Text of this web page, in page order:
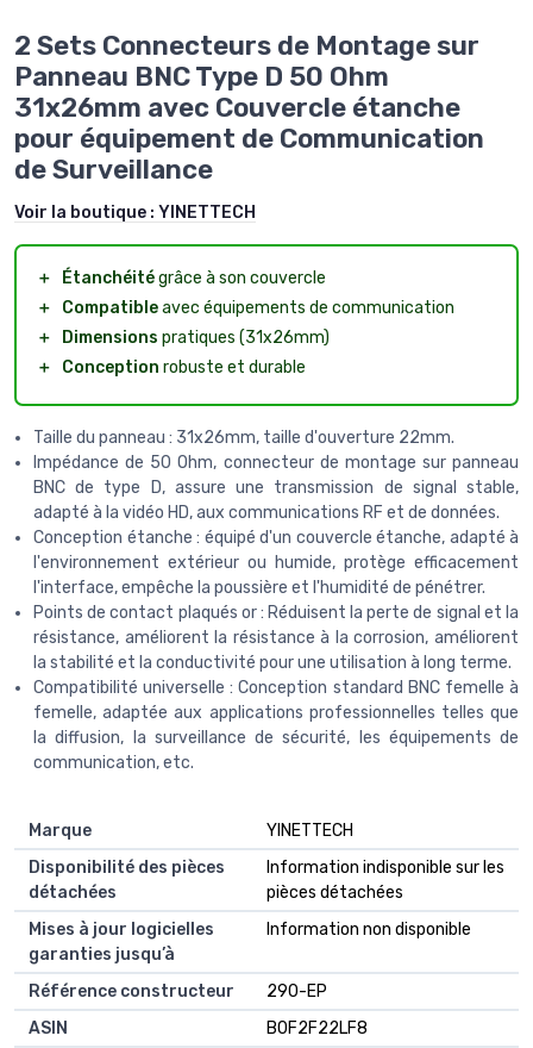
2 Sets Connecteurs de Montage sur
Panneau BNC Type D 50 Ohm
31x26mm avec Couvercle étanche
pour équipement de Communication
de Surveillance
Voir la boutique : YINETTECH
＋ Étanchéitégrâce à son couvercle
＋
Compatibleavec équipements de communication
＋
Dimensions pratiques (31x26mm)
＋
Conception robuste et durable
Taille du panneau : 31x26mm, taille d'ouverture 22mm.
Impédance de 50 Ohm, connecteur de montage sur panneau
BNC de type D, assure une transmission de signal stable,
adapté à la vidéo HD, aux communications RF et de données.
Conception étanche : équipé d'un couvercle étanche, adapté à
l'environnement extérieur ou humide, protège efficacement
l'interface, empêche la poussière et l'humidité de pénétrer.
Points de contact plaqués or : Réduisent la perte de signal et la
résistance, améliorent la résistance à la corrosion, améliorent
la stabilité et la conductivité pour une utilisation à long terme.
Compatibilité universelle : Conception standard BNC femelle à
femelle, adaptée aux applications professionnelles telles que
la diffusion, la surveillance de sécurité, les équipements de
communication, etc.
Marque
‎YINETTECH
Disponibilité des pièces
détachées
‎Information indisponible sur les
pièces détachées
Mises à jour logicielles
garanties jusqu’à
‎Information non disponible
Référence constructeur
290-EP
ASIN
B0F2F22LF8